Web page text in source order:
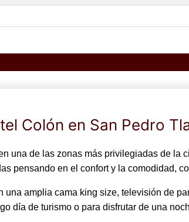
Colón en San Pedro
una de las zonas más privilegiadas de
pensando en el confort y la comodidad,
una amplia cama king size, televisión de
día de turismo o para disfrutar de una